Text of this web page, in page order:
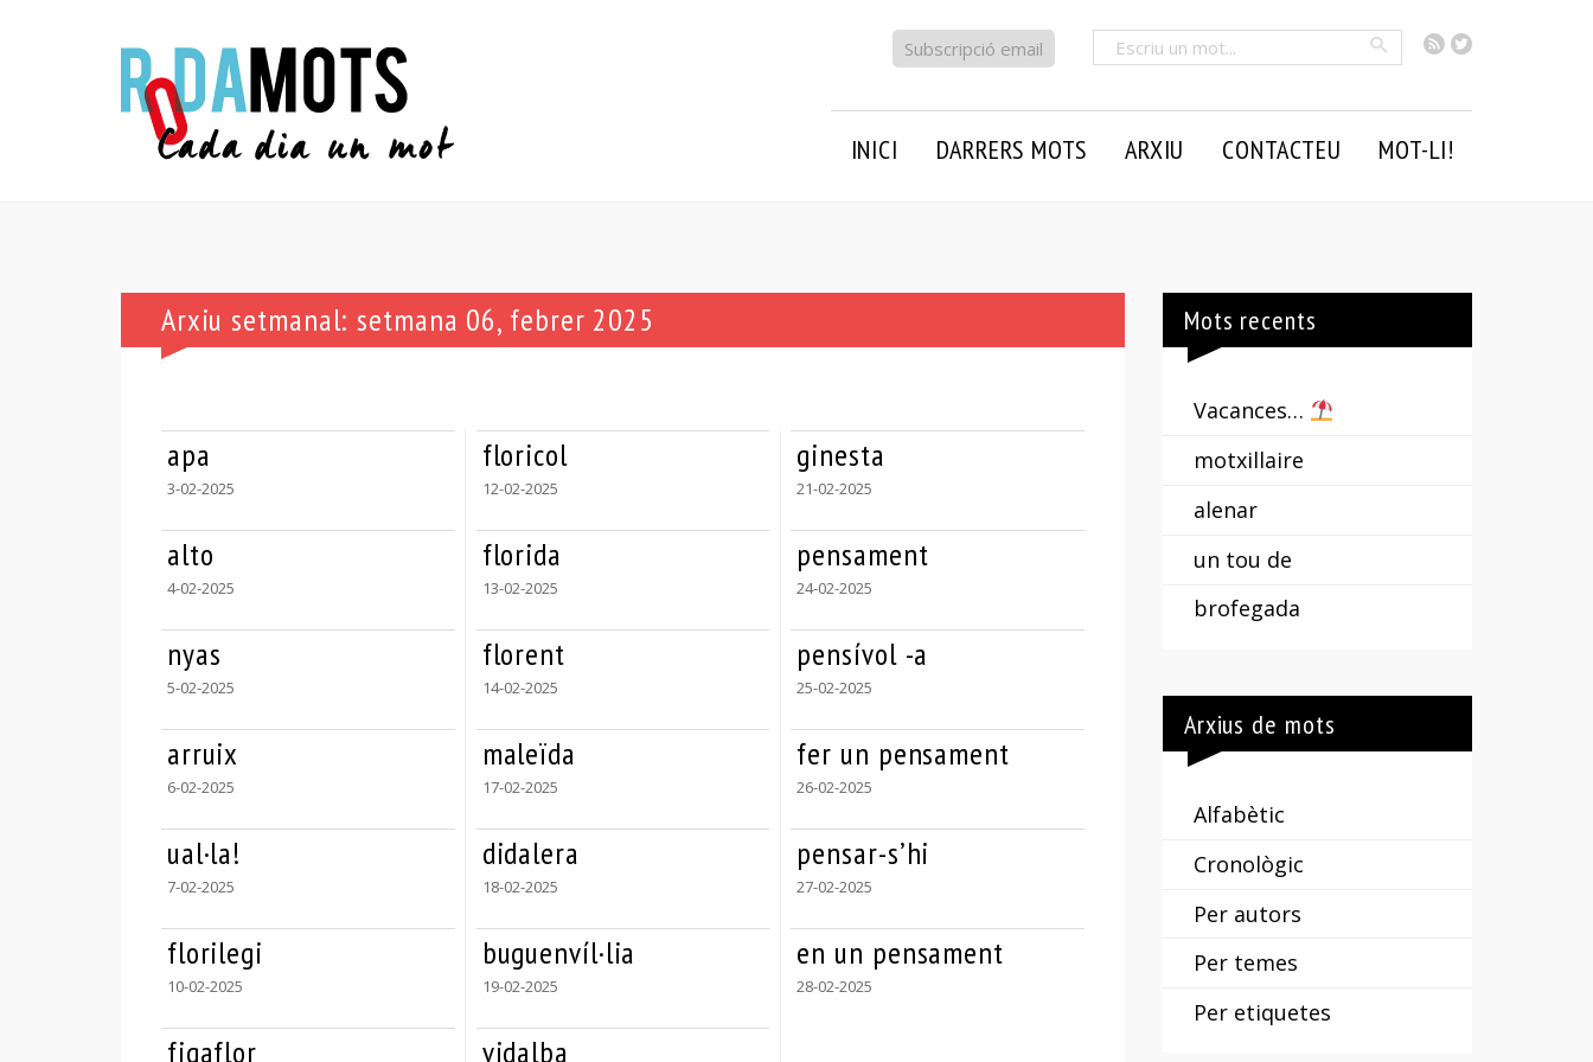
RSSTwitter
Cercar
Subscripció email
INICI DARRERS MOTS ARXIU CONTACTEU MOT-LI!
Arxiu setmanal: setmana 06, febrer 2025
apa
3-02-2025
alto
4-02-2025
nyas
5-02-2025
arruix
6-02-2025
ual·la!
7-02-2025
florilegi
10-02-2025
figaflor
floricol
12-02-2025
florida
13-02-2025
florent
14-02-2025
maleïda
17-02-2025
didalera
18-02-2025
buguenvíl·lia
19-02-2025
vidalba
ginesta
21-02-2025
pensament
24-02-2025
pensívol -a
25-02-2025
fer un pensament
26-02-2025
pensar-s’hi
27-02-2025
en un pensament
28-02-2025
Mots recents
Vacances…
motxillaire
alenar
un tou de
brofegada
Arxius de mots
Alfabètic
Cronològic
Per autors
Per temes
Per etiquetes